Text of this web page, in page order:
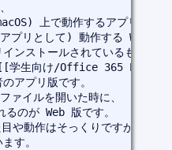
上で動作するアプリ版と、
プリとして) 動作する Web 版
ンストールされているものや、
生向け/Office 365 ProPlus
アプリ版です。
イルを開いた時に、
るのが Web 版です。
や動作はそっくりですが、
す。